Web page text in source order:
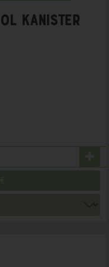
Kanister